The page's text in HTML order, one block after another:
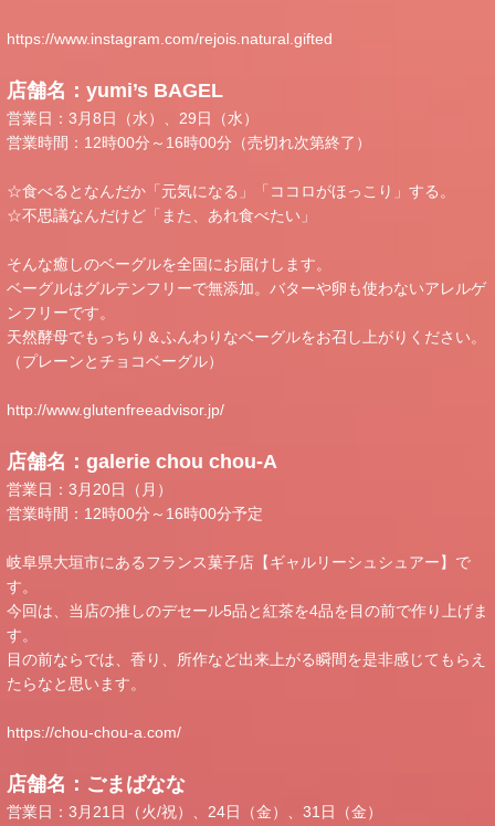
https://www.instagram.com/rejois.natural.gifted
店舗名：yumi’s BAGEL
営業日：3月8日（水）、29日（水）
営業時間：12時00分～16時00分（売切れ次第終了）
☆食べるとなんだか「元気になる」「ココロがほっこり」する。
☆不思議なんだけど「また、あれ食べたい」
そんな癒しのベーグルを全国にお届けします。
ベーグルはグルテンフリーで無添加。バターや卵も使わないアレルゲ
ンフリーです。
天然酵母でもっちり＆ふんわりなベーグルをお召し上がりください。
（プレーンとチョコベーグル）
http://www.glutenfreeadvisor.jp/
店舗名：galerie chou chou-A
営業日：3月20日（月）
営業時間：12時00分～16時00分予定
岐阜県大垣市にあるフランス菓子店【ギャルリーシュシュアー】で
す。
今回は、当店の推しのデセール5品と紅茶を4品を目の前で作り上げま
す。
目の前ならでは、香り、所作など出来上がる瞬間を是非感じてもらえ
たらなと思います。
https://chou-chou-a.com/
店舗名：ごまばなな
営業日：3月21日（火/祝）、24日（金）、31日（金）